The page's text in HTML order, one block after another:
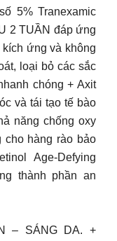
5% Tranexamic
2 TUẦN đáp ứng
ứng và không
loại bỏ các sắc
chóng + Axit
và tái tạo tế bào
năng chống oxy
cho hàng rào bảo
Age-Defying
thành phần an
– SÁNG DA. +